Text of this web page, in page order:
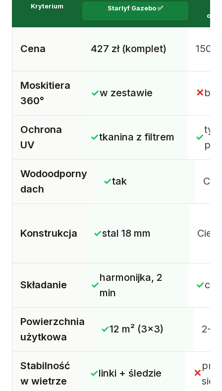
Kryterium Starlyf Gazebo ✅
Cena 427 zł (komplet)
Moskitiera
360°
✓w zestawie ✕
Ochrona
UV
✓tkanina z filtrem ✓
Wodoodporny
dach
✓tak
Konstrukcja ✓stal 18 mm
Składanie ✓
harmonijka, 2
min
✓
Powierzchnia
użytkowa
✓12 m² (3×3) 2–3
Stabilność
w wietrze
✓linki + śledzie ✕
się